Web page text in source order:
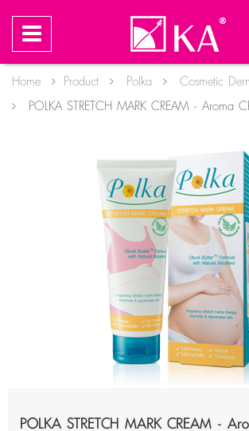
Home Product Polka
Cosmetic
POLKA STRETCH MARK CREAM - Aroma
POLKA STRETCH MARK CREAM -